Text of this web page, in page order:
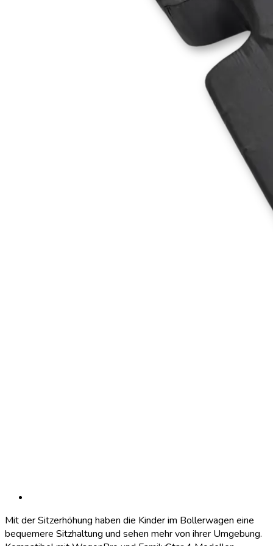
Mit der Sitzerhöhung haben die Kinder im Bollerwagen eine
bequemere Sitzhaltung und sehen mehr von ihrer Umgebung.